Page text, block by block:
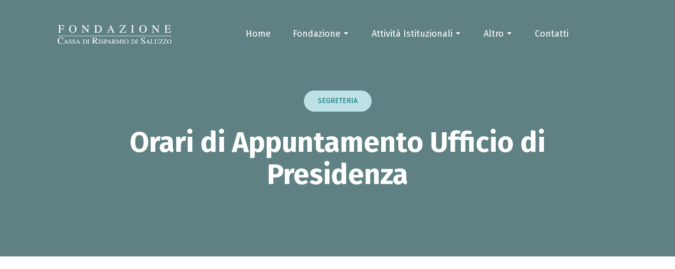
Home Fondazione Attività Istituzionali Altro Contatti
SEGRETERIA
Orari di Appuntamento Ufficio di
Presidenza